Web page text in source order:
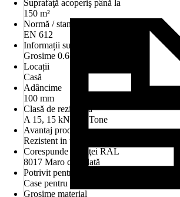
Suprafaţă acoperiş până la
150 m²
Normă / standard
EN 612
Informații suplimentare
Grosime 0.6 mm
Locații
Casă
Adâncime
100 mm
Clasă de rezistenţă
A 15, 15 kN, 1,5 Tone
Avantaj produs
Rezistent in timp Zinc 275
Corespunde nuanţei RAL
8017 Maro ciocolată
Potrivit pentru
Case pentru mai multe familii
Grosime material